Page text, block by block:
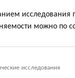
можно по
исследования